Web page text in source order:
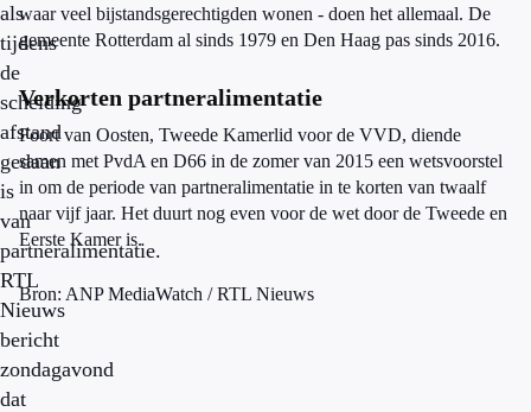
als
tijdens
de
scheiding
afstand
gedaan
is
van
partneralimentatie.
RTL
Nieuws
bericht
zondagavond
dat
waar veel bijstandsgerechtigden wonen - doen het allemaal. De
gemeente Rotterdam al sinds 1979 en Den Haag pas sinds 2016.
Verkorten partneralimentatie
Foort van Oosten, Tweede Kamerlid voor de VVD, diende
samen met PvdA en D66 in de zomer van 2015 een wetsvoorstel
in om de periode van partneralimentatie in te korten van twaalf
naar vijf jaar. Het duurt nog even voor de wet door de Tweede en
Eerste Kamer is.
Bron: ANP MediaWatch / RTL Nieuws